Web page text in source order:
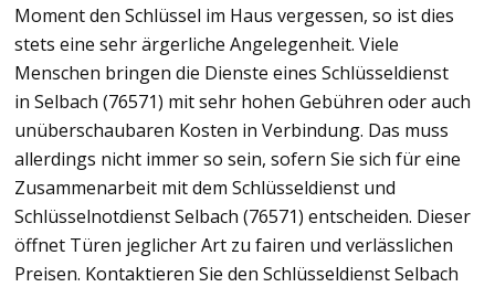
Moment den Schlüssel im Haus vergessen, so ist dies
stets eine sehr ärgerliche Angelegenheit. Viele
Menschen bringen die Dienste eines Schlüsseldienst
in Selbach (76571) mit sehr hohen Gebühren oder auch
unüberschaubaren Kosten in Verbindung. Das muss
allerdings nicht immer so sein, sofern Sie sich für eine
Zusammenarbeit mit dem Schlüsseldienst und
Schlüsselnotdienst Selbach (76571) entscheiden. Dieser
öffnet Türen jeglicher Art zu fairen und verlässlichen
Preisen. Kontaktieren Sie den Schlüsseldienst Selbach